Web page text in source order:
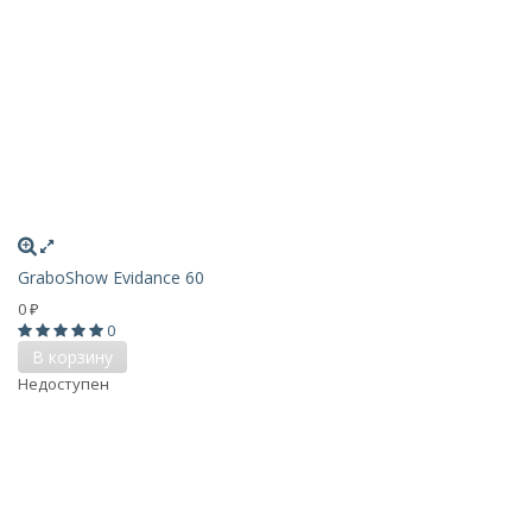
GraboShow Evidance 60
0 ₽
0
В корзину
Недоступен